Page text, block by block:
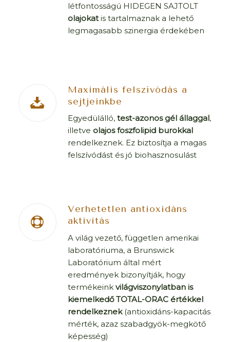
létfontosságú HIDEGEN SAJTOLT
olajokatis tartalmaznak a lehető
legmagasabb szinergia érdekében
Maximális felszívódás a
sejtjeinkbe
Egyedülálló, test-azonos gél állaggal,
illetve olajos foszfolipid burokkal
rendelkeznek. Ez biztosítja a magas
felszívódást és jó biohasznosulást
Verhetetlen antioxidáns
aktivitás
A világ vezető, független amerikai
laboratóriuma, a Brunswick
Laboratórium által mért
eredmények bizonyítják, hogy
termékeink világviszonylatban is
kiemelkedő TOTAL-ORAC értékkel
rendelkeznek(antioxidáns-kapacitás
mérték, azaz szabadgyök-megkötő
képesség)